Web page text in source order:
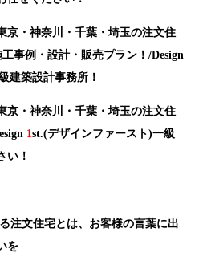
京・神奈川・千葉・埼玉の注文住
事例・設計・販売プラン ！/Design
建築設計事務所！
京・神奈川・千葉・埼玉の注文住
1st.(デザインファースト)一級
い！
注文住宅とは、お客様の言葉に出
を